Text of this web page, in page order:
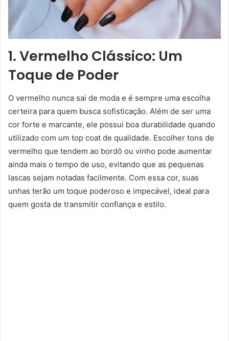
1. Vermelho Clássico: Um
Toque de Poder
O vermelho nunca sai de moda e é sempre uma escolha
certeira para quem busca sofisticação. Além de ser uma
cor forte e marcante, ele possui boa durabilidade quando
utilizado com um top coat de qualidade. Escolher tons de
vermelho que tendem ao bordô ou vinho pode aumentar
ainda mais o tempo de uso, evitando que as pequenas
lascas sejam notadas facilmente. Com essa cor, suas
unhas terão um toque poderoso e impecável, ideal para
quem gosta de transmitir confiança e estilo.